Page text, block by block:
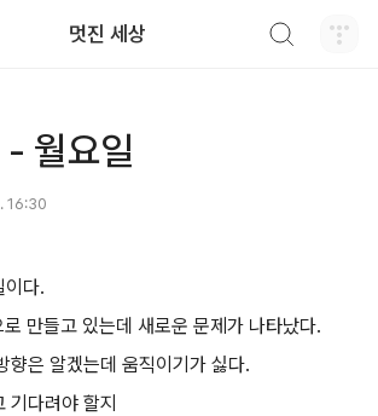
멋진 세상
월요일
16:30
이다.
만들고 있는데 새로운 문제가 나타났다.
향은 알겠는데 움직이기가 싫다.
기다려야 할지